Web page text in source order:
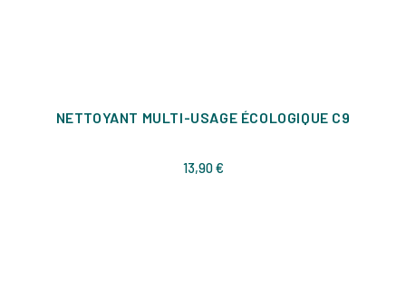
NETTOYANT MULTI-USAGE ÉCOLOGIQUE C9
13,90 €Prix